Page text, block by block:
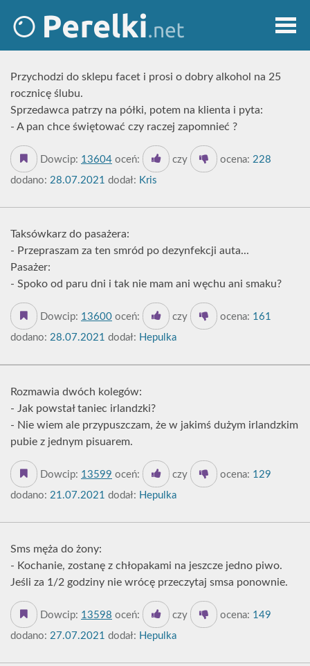
Przychodzi do sklepu facet i prosi o dobry alkohol na 25
rocznicę ślubu.
Sprzedawca patrzy na półki, potem na klienta i pyta:
- A pan chce świętować czy raczej zapomnieć ?
Dowcip: 13604 oceń: czy ocena: 228
dodano: 28.07.2021 dodał: Kris
Taksówkarz do pasażera:
- Przepraszam za ten smród po dezynfekcji auta...
Pasażer:
- Spoko od paru dni i tak nie mam ani węchu ani smaku?
Dowcip: 13600 oceń: czy ocena: 161
dodano: 28.07.2021 dodał: Hepulka
Rozmawia dwóch kolegów:
- Jak powstał taniec irlandzki?
- Nie wiem ale przypuszczam, że w jakimś dużym irlandzkim
pubie z jednym pisuarem.
Dowcip: 13599 oceń: czy ocena: 129
dodano: 21.07.2021 dodał: Hepulka
Sms męża do żony:
- Kochanie, zostanę z chłopakami na jeszcze jedno piwo.
Jeśli za 1/2 godziny nie wrócę przeczytaj smsa ponownie.
Dowcip: 13598 oceń: czy ocena: 149
dodano: 27.07.2021 dodał: Hepulka